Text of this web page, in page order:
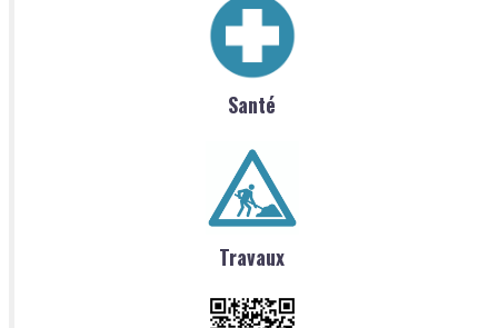
Santé
Travaux